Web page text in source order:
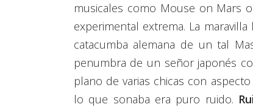
musicales como Mouse on Mars
experimental extrema. La
catacumba alemana de un tal
penumbra de un señor japonés
plano de varias chicas con
lo que sonaba era puro ruido.